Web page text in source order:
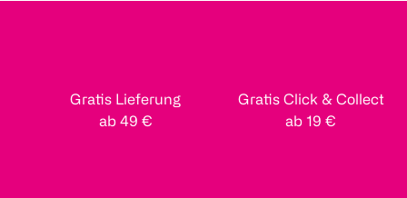
Gratis Lieferung
ab 49 €
Gratis Click & Collect
ab 19 €